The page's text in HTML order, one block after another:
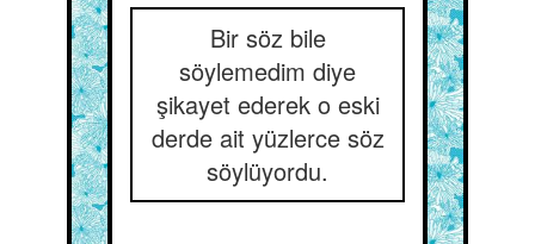
Bir söz bile
söylemedim diye
şikayet ederek o eski
derde ait yüzlerce söz
söylüyordu.